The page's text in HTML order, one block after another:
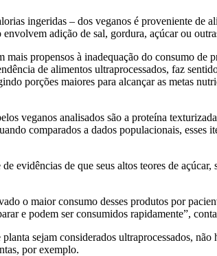
ingeridas – dos veganos é proveniente de
adição de sal, gordura, açúcar ou
propensos à inadequação do consumo
de alimentos ultraprocessados, faz
porções maiores para alcançar as metas
veganos analisados são a proteína
comparados a dados populacionais,
evidências de que seus altos teores de
o maior consumo desses produtos por
e podem ser consumidos rapidamente”,
sejam considerados ultraprocessados,
por exemplo.